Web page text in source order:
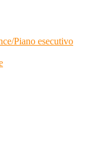
Piano esecutivo